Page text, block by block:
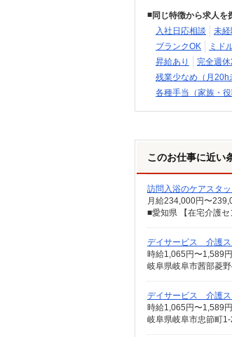
同じ特徴から求人を
入社日応相談
未経
ブランクOK
ミド
昇給あり
完全週休
残業少なめ（月20h
各種手当（家族・
このお仕事に近い
訪問入浴のケアスタッ
デイサービス 介護ス
時給1,065円〜1,589
岐阜県岐阜市茜部菱
デイサービス 介護ス
時給1,065円〜1,589
岐阜県岐阜市忠節町1-